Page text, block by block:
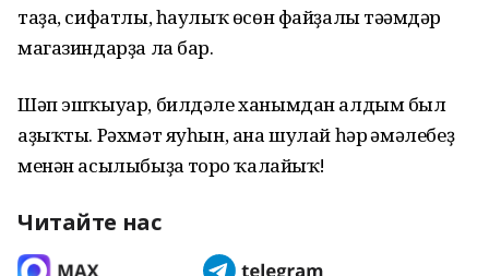
таҙа, сифатлы, һаулыҡ өсөн файҙалы тәғәмдәр
магазиндарҙа ла бар.
Шәп эшҡыуар, билдәле ханымдан алдым был
аҙыҡты. Рәхмәт яуһын, ана шулай һәр ғәмәлебеҙ
менән асылыбыҙға тоғро ҡалайыҡ!
Читайте нас